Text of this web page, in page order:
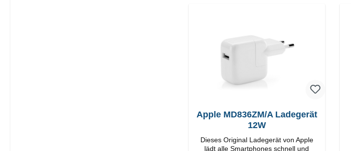
Apple MD836ZM/A Ladegerät
12W
Dieses Original Ladegerät von Apple
lädt alle Smartphones schnell und